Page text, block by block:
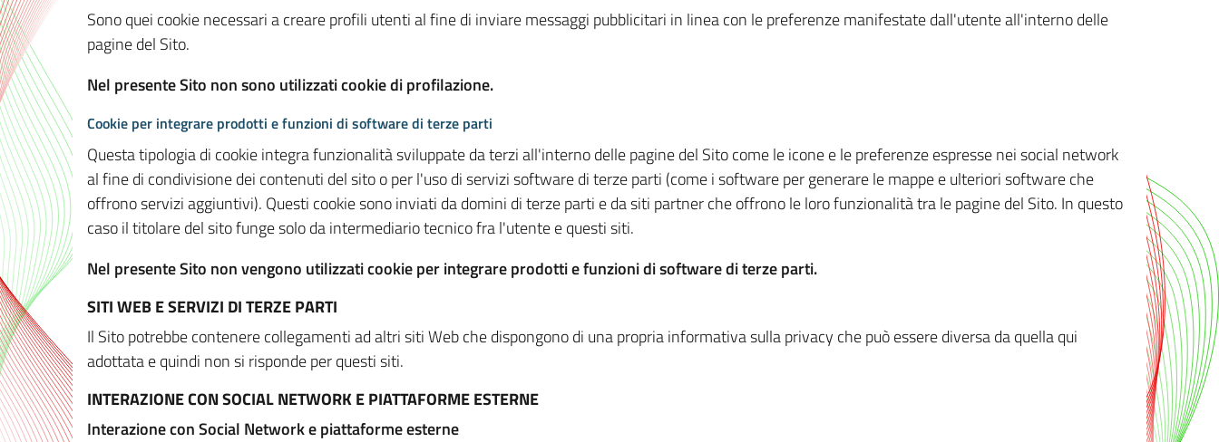
Sono quei cookie necessari a creare profili utenti al fine di inviare messaggi pubblicitari in linea con le preferenze manifestate dall'utente all'interno delle
pagine del Sito.
Nel presente Sito non sono utilizzati cookie di profilazione.
Cookie per integrare prodotti e funzioni di software di terze parti
Questa tipologia di cookie integra funzionalità sviluppate da terzi all'interno delle pagine del Sito come le icone e le preferenze espresse nei social network
al fine di condivisione dei contenuti del sito o per l'uso di servizi software di terze parti (come i software per generare le mappe e ulteriori software che
offrono servizi aggiuntivi). Questi cookie sono inviati da domini di terze parti e da siti partner che offrono le loro funzionalità tra le pagine del Sito. In questo
caso il titolare del sito funge solo da intermediario tecnico fra l'utente e questi siti.
Nel presente Sito non vengono utilizzati cookie per integrare prodotti e funzioni di software di terze parti.
SITI WEB E SERVIZI DI TERZE PARTI
Il Sito potrebbe contenere collegamenti ad altri siti Web che dispongono di una propria informativa sulla privacy che può essere diversa da quella qui
adottata e quindi non si risponde per questi siti.
INTERAZIONE CON SOCIAL NETWORK E PIATTAFORME ESTERNE
Interazione con Social Network e piattaforme esterne